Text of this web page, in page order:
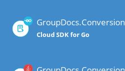
GroupDocs.Conversion
Cloud SDK for Go